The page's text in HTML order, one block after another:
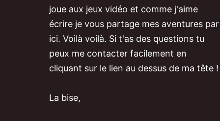
joue aux jeux vidéo et comme j'aime
écrire je vous partage mes aventures par
ici. Voilà voilà. Si t'as des questions tu
peux me contacter facilement en
cliquant sur le lien au dessus de ma tête !
La bise,